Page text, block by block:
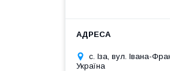
с. Іза, вул. Івана-
Україна